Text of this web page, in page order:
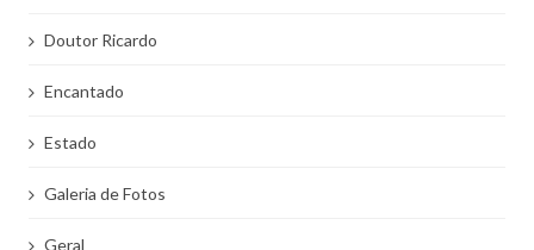
Doutor Ricardo
Encantado
Estado
Galeria de Fotos
Geral